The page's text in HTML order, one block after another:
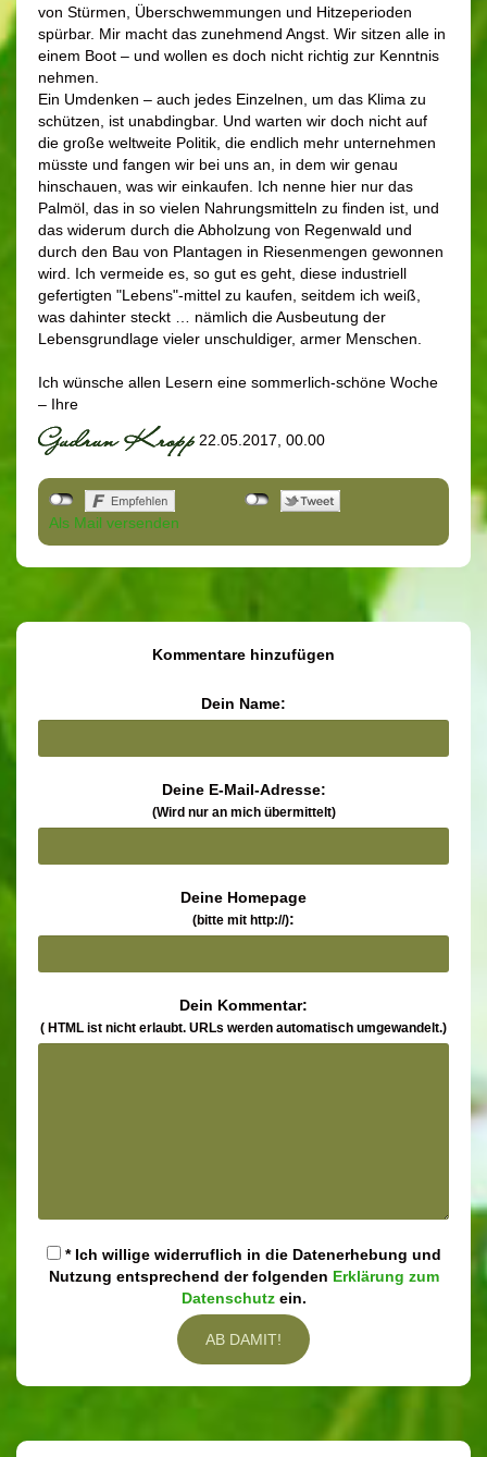
von Stürmen, Überschwemmungen und Hitzeperioden
spürbar. Mir macht das zunehmend Angst. Wir sitzen alle in
einem Boot – und wollen es doch nicht richtig zur Kenntnis
nehmen.
Ein Umdenken – auch jedes Einzelnen, um das Klima zu
schützen, ist unabdingbar. Und warten wir doch nicht auf
die große weltweite Politik, die endlich mehr unternehmen
müsste und fangen wir bei uns an, in dem wir genau
hinschauen, was wir einkaufen. Ich nenne hier nur das
Palmöl, das in so vielen Nahrungsmitteln zu finden ist, und
das widerum durch die Abholzung von Regenwald und
durch den Bau von Plantagen in Riesenmengen gewonnen
wird. Ich vermeide es, so gut es geht, diese industriell
gefertigten "Lebens"-mittel zu kaufen, seitdem ich weiß,
was dahinter steckt … nämlich die Ausbeutung der
Lebensgrundlage vieler unschuldiger, armer Menschen.
Ich wünsche allen Lesern eine sommerlich-schöne Woche
– Ihre
22.05.2017, 00.00
Als Mail versenden
Kommentare hinzufügen
Dein Name:
Deine E-Mail-Adresse:
(Wird nur an mich übermittelt)
Deine Homepage
(bitte mit http://):
Dein Kommentar:
( HTML ist nicht erlaubt. URLs werden automatisch umgewandelt.)
* Ich willige widerruflich in die Datenerhebung und
Nutzung entsprechend der folgenden Erklärung zum
Datenschutzein.